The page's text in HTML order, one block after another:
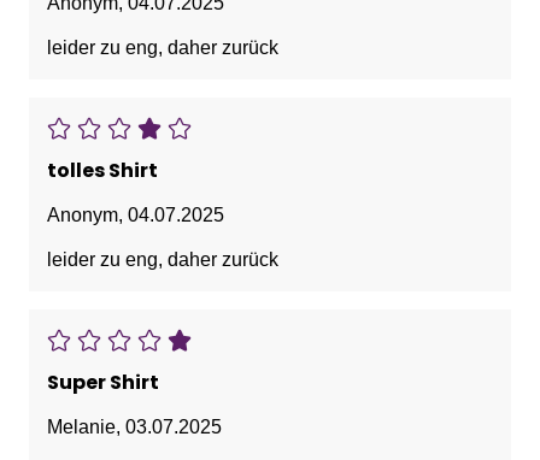
leider zu eng, daher zurück
tolles Shirt
Anonym, 04.07.2025
leider zu eng, daher zurück
Super Shirt
Melanie, 03.07.2025